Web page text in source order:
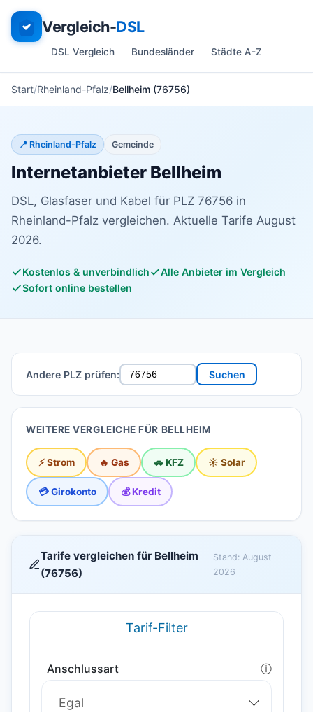
Vergleich-DSL
DSL Vergleich Bundesländer Städte A-Z
Start Rheinland-Pfalz Bellheim (76756)
📍 Rheinland-Pfalz Gemeinde
Internetanbieter Bellheim
DSL, Glasfaser und Kabel für PLZ 76756 in
Rheinland-Pfalz vergleichen. Aktuelle Tarife August
2026.
Kostenlos & unverbindlich
Alle Anbieter im Vergleich
Sofort online bestellen
Andere PLZ prüfen: Suchen
WEITERE VERGLEICHE FÜR BELLHEIM
⚡ Strom 🔥 Gas 🚗 KFZ ☀️ Solar
💳 Girokonto 💰 Kredit
Tarife vergleichen für Bellheim
(76756)
Stand: August
2026